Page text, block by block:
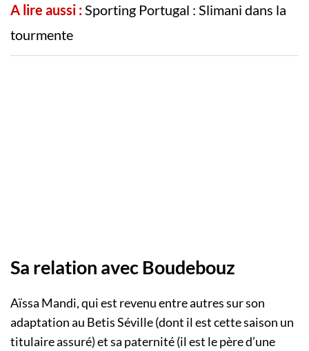
A lire aussi : Sporting Portugal : Slimani dans la
tourmente
Sa relation avec Boudebouz
Aïssa Mandi, qui est revenu entre autres sur son
adaptation au Betis Séville (dont il est cette saison un
titulaire assuré) et sa paternité (il est le père d’une